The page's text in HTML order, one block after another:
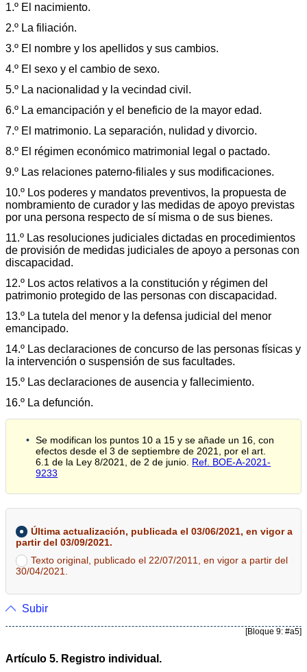
1.º El nacimiento.
2.º La filiación.
3.º El nombre y los apellidos y sus cambios.
4.º El sexo y el cambio de sexo.
5.º La nacionalidad y la vecindad civil.
6.º La emancipación y el beneficio de la mayor edad.
7.º El matrimonio. La separación, nulidad y divorcio.
8.º El régimen económico matrimonial legal o pactado.
9.º Las relaciones paterno-filiales y sus modificaciones.
10.º Los poderes y mandatos preventivos, la propuesta de
nombramiento de curador y las medidas de apoyo previstas
por una persona respecto de sí misma o de sus bienes.
11.º Las resoluciones judiciales dictadas en procedimientos
de provisión de medidas judiciales de apoyo a personas con
discapacidad.
12.º Los actos relativos a la constitución y régimen del
patrimonio protegido de las personas con discapacidad.
13.º La tutela del menor y la defensa judicial del menor
emancipado.
14.º Las declaraciones de concurso de las personas físicas y
la intervención o suspensión de sus facultades.
15.º Las declaraciones de ausencia y fallecimiento.
16.º La defunción.
Se modifican los puntos 10 a 15 y se añade un 16, con
efectos desde el 3 de septiembre de 2021, por el art.
6.1 de la Ley 8/2021, de 2 de junio. Ref. BOE-A-2021-
9233
Última actualización, publicada el 03/06/2021, en vigor a
partir del 03/09/2021.
Texto original, publicado el 22/07/2011, en vigor a partir del
30/04/2021.
Subir
[Bloque 9: #a5]
Artículo 5. Registro individual.